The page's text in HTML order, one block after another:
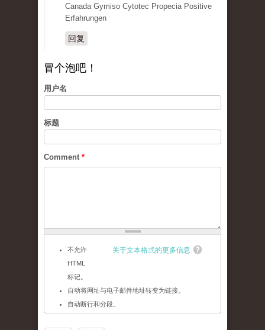
Canada Gymiso Cytotec Propecia Positive
Erfahrungen
回复
冒个泡吧！
用户名
标题
Comment *
关于文本格式的更多信息
不允许
HTML
标记。
自动将网址与电子邮件地址转变为链接。
自动断行和分段。